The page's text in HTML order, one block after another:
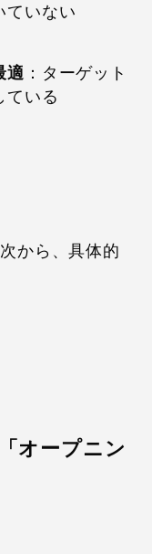
ていない
適 ：ターゲット
ている
から、具体的
オープニン